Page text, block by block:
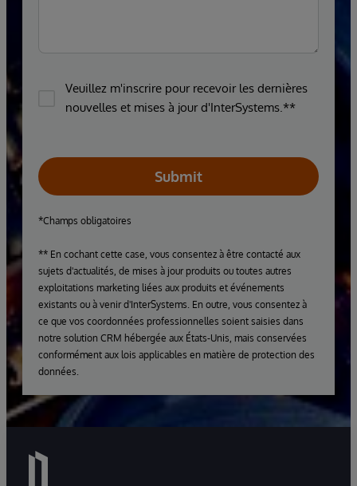
Veuillez m'inscrire pour recevoir les dernières
nouvelles et mises à jour d'InterSystems.**
Submit
*Champs obligatoires
** En cochant cette case, vous consentez à être contacté aux
sujets d'actualités, de mises à jour produits ou toutes autres
exploitations marketing liées aux produits et événements
existants ou à venir d'InterSystems. En outre, vous consentez à
ce que vos coordonnées professionnelles soient saisies dans
notre solution CRM hébergée aux États-Unis, mais conservées
conformément aux lois applicables en matière de protection des
données.